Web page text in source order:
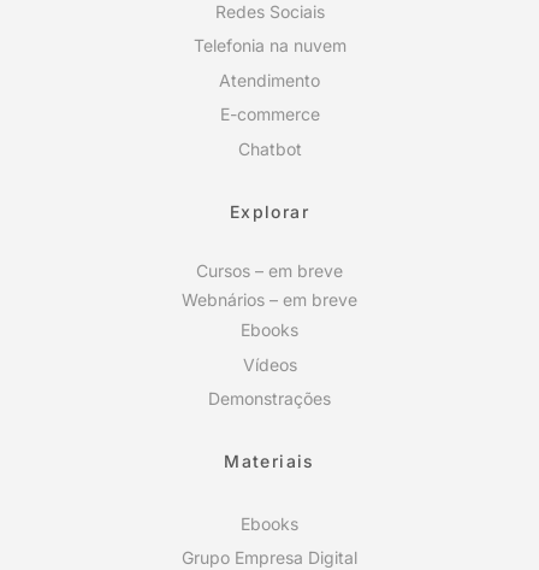
Redes Sociais
Telefonia na nuvem
Atendimento
E-commerce
Chatbot
Explorar
Cursos – em breve
Webnários – em breve
Ebooks
Vídeos
Demonstrações
Materiais
Ebooks
Grupo Empresa Digital